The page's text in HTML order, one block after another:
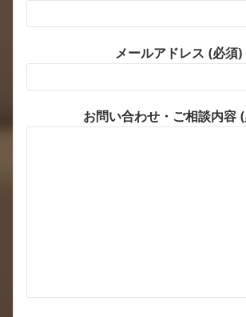
メールアドレス (必須)
お問い合わせ・ご相談内容